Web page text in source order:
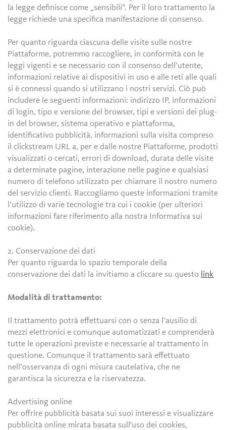
la legge definisce come „sensibili”. Per il loro trattamento la
legge richiede una specifica manifestazione di consenso.
Per quanto riguarda ciascuna delle visite sulle nostre
Piattaforme, potremmo raccogliere, in conformità con le
leggi vigenti e se necessario con il consenso dell’utente,
informazioni relative ai dispositivi in uso e alle reti alle quali
si è connessi quando si utilizzano i nostri servizi. Ciò può
includere le seguenti informazioni: indirizzo IP, informazioni
di login, tipo e versione del browser, tipi e versioni dei plug-
in del browser, sistema operativo e piattaforma,
identificativo pubblicità, informazioni sulla visita compreso
il clickstream URL a, per e dalle nostre Piattaforme, prodotti
visualizzati o cercati, errori di download, durata delle visite
a determinate pagine, interazione nelle pagine e qualsiasi
numero di telefono utilizzato per chiamare il nostro numero
del servizio clienti. Raccogliamo queste informazioni tramite
l’utilizzo di varie tecnologie tra cui i cookie (per ulteriori
informazioni fare riferimento alla nostra Informativa sui
cookie).
2. Conservazione dei dati
Per quanto riguarda lo spazio temporale della
conservazione dei dati la invitiamo a cliccare su questo link
Modalità di trattamento:
Il trattamento potrà effettuarsi con o senza l’ausilio di
mezzi elettronici e comunque automatizzati e comprenderà
tutte le operazioni previste e necessarie al trattamento in
questione. Comunque il trattamento sarà effettuato
nell’osservanza di ogni misura cautelativa, che ne
garantisca la sicurezza e la riservatezza.
Advertising online
Per offrire pubblicità basata sui suoi interessi e visualizzare
pubblicità online mirata basata sull'uso dei cookies,